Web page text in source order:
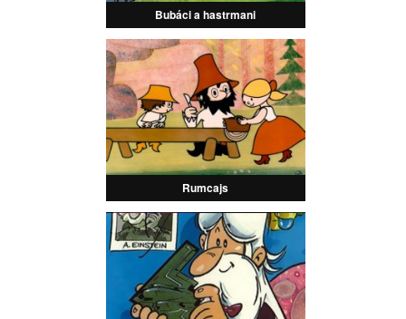
Bubáci a hastrmani
Rumcajs